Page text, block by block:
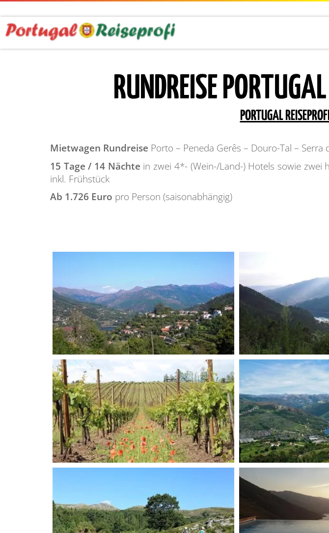
RUNDREISE
PORTUGAL REISEPROFI
Mietwagen Rundreise Porto – Peneda Gerês – Douro-Tal – Serra
15 Tage / 14 Nächte in zwei 4*- (Wein-/Land-) Hotels sowie
inkl. Frühstück
Ab 1.726 Euro pro Person (saisonabhängig)